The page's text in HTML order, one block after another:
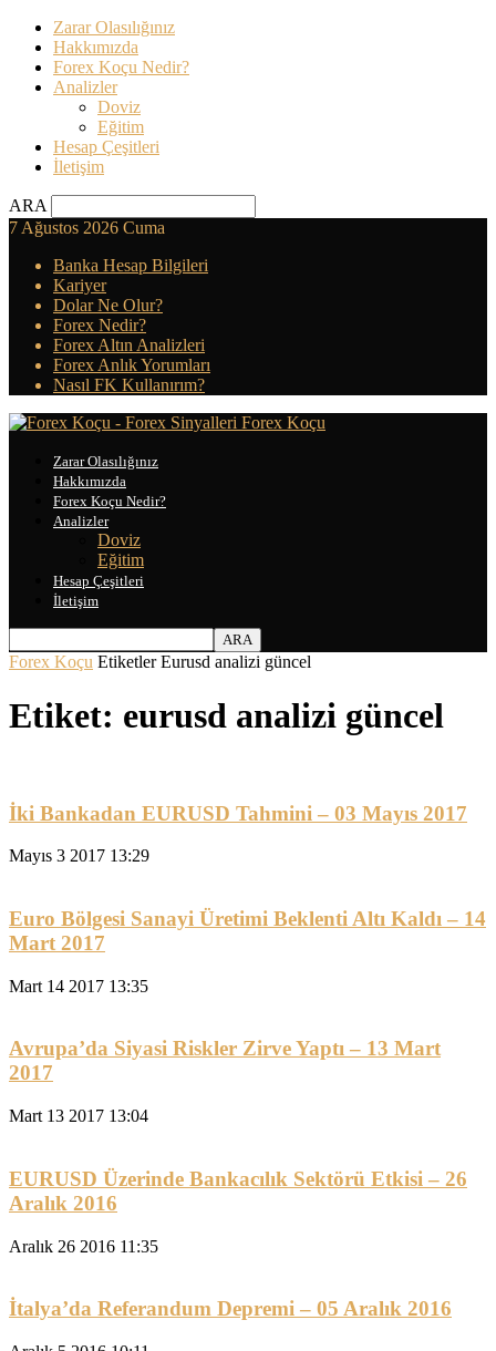
Zarar Olasılığınız
Hakkımızda
Forex Koçu Nedir?
Analizler
Doviz
Eğitim
Hesap Çeşitleri
İletişim
ARA
7 Ağustos 2026 Cuma
Banka Hesap Bilgileri
Kariyer
Dolar Ne Olur?
Forex Nedir?
Forex Altın Analizleri
Forex Anlık Yorumları
Nasıl FK Kullanırım?
Forex Koçu
Zarar Olasılığınız
Hakkımızda
Forex Koçu Nedir?
Analizler
Doviz
Eğitim
Hesap Çeşitleri
İletişim
Forex Koçu Etiketler Eurusd analizi güncel
Etiket: eurusd analizi güncel
İki Bankadan EURUSD Tahmini – 03 Mayıs 2017
Mayıs 3 2017 13:29
Euro Bölgesi Sanayi Üretimi Beklenti Altı Kaldı – 14
Mart 2017
Mart 14 2017 13:35
Avrupa’da Siyasi Riskler Zirve Yaptı – 13 Mart
2017
Mart 13 2017 13:04
EURUSD Üzerinde Bankacılık Sektörü Etkisi – 26
Aralık 2016
Aralık 26 2016 11:35
İtalya’da Referandum Depremi – 05 Aralık 2016